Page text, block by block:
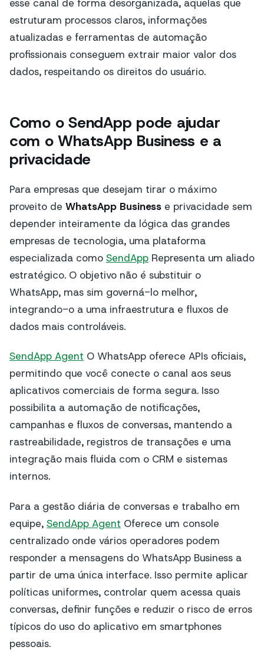
esse canal de forma desorganizada, aquelas que
estruturam processos claros, informações
atualizadas e ferramentas de automação
profissionais conseguem extrair maior valor dos
dados, respeitando os direitos do usuário.
Como o SendApp pode ajudar
com o WhatsApp Business e a
privacidade
Para empresas que desejam tirar o máximo
proveito de WhatsApp Business e privacidade sem
depender inteiramente da lógica das grandes
empresas de tecnologia, uma plataforma
especializada como SendApp Representa um aliado
estratégico. O objetivo não é substituir o
WhatsApp, mas sim governá-lo melhor,
integrando-o a uma infraestrutura e fluxos de
dados mais controláveis.
SendApp Agent O WhatsApp oferece APIs oficiais,
permitindo que você conecte o canal aos seus
aplicativos comerciais de forma segura. Isso
possibilita a automação de notificações,
campanhas e fluxos de conversas, mantendo a
rastreabilidade, registros de transações e uma
integração mais fluida com o CRM e sistemas
internos.
Para a gestão diária de conversas e trabalho em
equipe, SendApp Agent Oferece um console
centralizado onde vários operadores podem
responder a mensagens do WhatsApp Business a
partir de uma única interface. Isso permite aplicar
políticas uniformes, controlar quem acessa quais
conversas, definir funções e reduzir o risco de erros
típicos do uso do aplicativo em smartphones
pessoais.